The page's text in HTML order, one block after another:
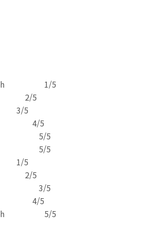
1/5
2/5
3/5
4/5
5/5
5/5
1/5
2/5
3/5
4/5
5/5